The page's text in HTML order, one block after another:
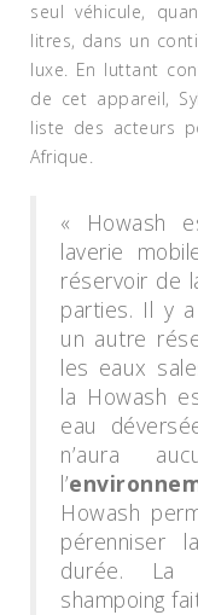
seul véhicule,
litres, dans un
luxe. En luttant
de cet appareil,
liste des acteurs
Afrique.
« Howash
laverie
réservoir de
parties. Il y
un autre
les eaux
la Howash
eau
n’aura
l’
Howash
pérenniser
durée. La
shampoing